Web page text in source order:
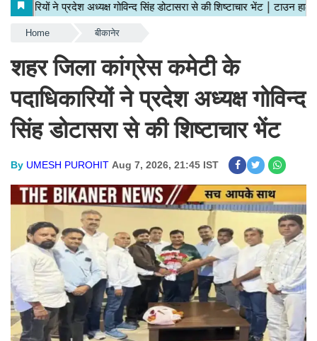
Home बीकानेर
शहर जिला कांग्रेस कमेटी के
पदाधिकारियों ने प्रदेश अध्यक्ष गोविन्द
सिंह डोटासरा से की शिष्टाचार भेंट
By UMESH PUROHIT Aug 7, 2026, 21:45 IST